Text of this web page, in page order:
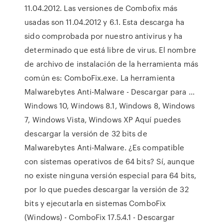
11.04.2012. Las versiones de Combofix más
usadas son 11.04.2012 y 6.1. Esta descarga ha
sido comprobada por nuestro antivirus y ha
determinado que está libre de virus. El nombre
de archivo de instalación de la herramienta más
común es: ComboFix.exe. La herramienta
Malwarebytes Anti-Malware - Descargar para …
Windows 10, Windows 8.1, Windows 8, Windows
7, Windows Vista, Windows XP Aquí puedes
descargar la versión de 32 bits de
Malwarebytes Anti-Malware. ¿Es compatible
con sistemas operativos de 64 bits? Sí, aunque
no existe ninguna versión especial para 64 bits,
por lo que puedes descargar la versión de 32
bits y ejecutarla en sistemas ComboFix
(Windows) - ComboFix 17.5.4.1 - Descargar